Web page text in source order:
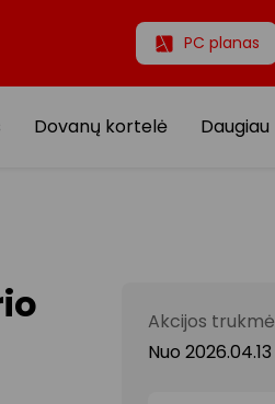
PC planas
Dovanų kortelė Daugiau
Akcijos trukmė
Nuo 2026.04.13